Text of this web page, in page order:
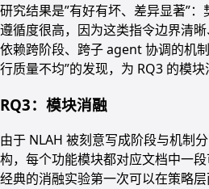
研究结果是”有好有坏、差异显著”
遵循度很高，因为这类指令边界清
依赖跨阶段、跨子 agent 协调的机
行质量不均”的发现，为 RQ3 的模块
RQ3：模块消融
由于 NLAH 被刻意写成阶段与机制
构，每个功能模块都对应文档中一
经典的消融实验第一次可以在策略层